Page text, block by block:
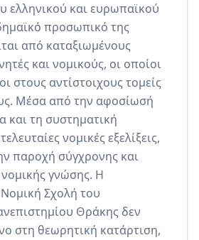
ελληνικού και ευρωπαϊκού
προσωπικό της
από καταξιωμένους
και νομικούς, οι οποίοι
στους αντίστοιχους τομείς
Μέσα από την αφοσίωσή
και τη συστηματική
νομικές εξελίξεις,
παροχή σύγχρονης και
γνώσης. Η
Σχολή του
Θράκης δεν
στη θεωρητική κατάρτιση,